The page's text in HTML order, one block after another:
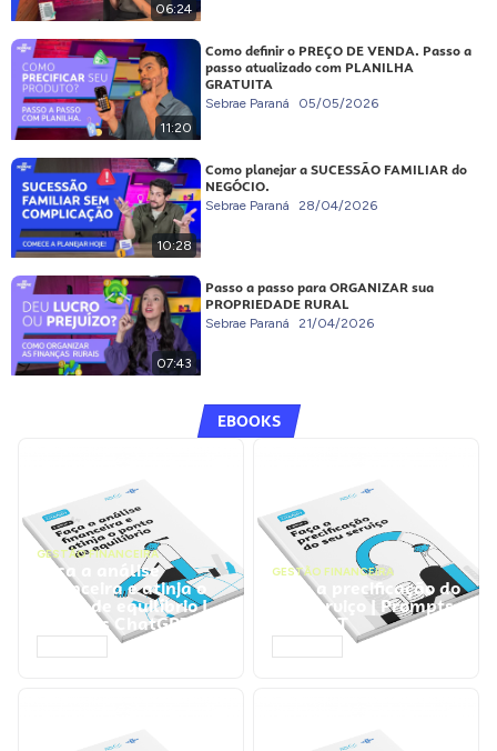
06:24
11:20
Como definir o PREÇO DE VENDA. Passo a
passo atualizado com PLANILHA
GRATUITA
Sebrae Paraná 05/05/2026
10:28
Como planejar a SUCESSÃO FAMILIAR do
NEGÓCIO.
Sebrae Paraná 28/04/2026
07:43
Passo a passo para ORGANIZAR sua
PROPRIEDADE RURAL
Sebrae Paraná 21/04/2026
EBOOKS
GESTÃO FINANCEIRA
Faça a análise
financeira e atinja o
ponto de equilíbrio |
Prompts ChatGPT
GESTÃO FINANCEIRA
Faça a precificação do
seu serviço | Prompts
ChatGPT